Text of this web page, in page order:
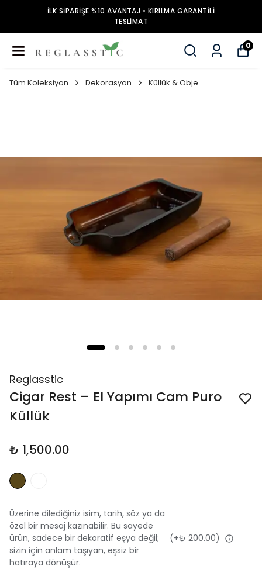
İLK SİPARİŞE %10 AVANTAJ • KIRILMA GARANTİLİ
TESLİMAT
0
Tüm Koleksiyon Dekorasyon Küllük & Obje
Reglasstic
Cigar Rest – El Yapımı Cam Puro
Küllük
₺ 1,500.00
Üzerine dilediğiniz isim, tarih, söz ya da
özel bir mesaj kazınabilir. Bu sayede
ürün, sadece bir dekoratif eşya değil;
sizin için anlam taşıyan, eşsiz bir
hatıraya dönüşür.
(+₺ 200.00)